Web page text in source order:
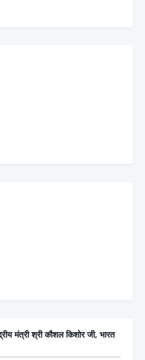
मंत्री श्री कौशल किशोर जी, भारत